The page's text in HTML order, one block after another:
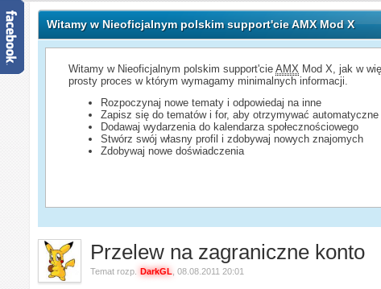
Witamy w Nieoficjalnym polskim support'cie AMX Mod X
Witamy w Nieoficjalnym polskim support'cieAMX Mod X, jak w
prosty proces w którym wymagamy minimalnych informacji.
Rozpoczynaj nowe tematy i odpowiedaj na inne
Zapisz się do tematów i for, aby otrzymywać automatyczne
Dodawaj wydarzenia do kalendarza społecznościowego
Stwórz swój własny profil i zdobywaj nowych znajomych
Zdobywaj nowe doświadczenia
Przelew na zagraniczne konto
Temat rozp. DarkGL ,08.08.2011 20:01